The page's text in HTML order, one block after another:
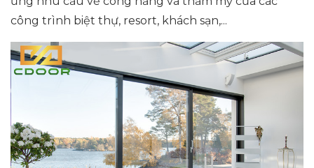
công trình biệt thự, resort, khách sạn,...